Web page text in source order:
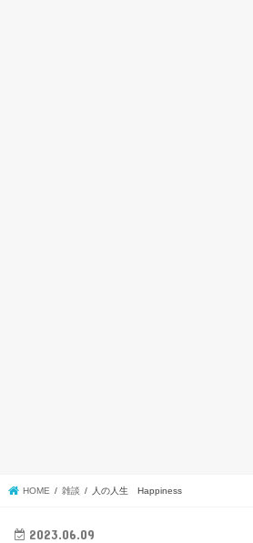
HOME 雑談 人の人生 Happiness
2023.06.09